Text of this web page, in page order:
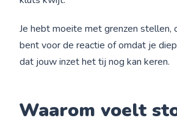
Je hebt moeite met grenzen stellen,
bent voor de reactie of omdat je
dat jouw inzet het tij nog kan keren.
Waarom voelt